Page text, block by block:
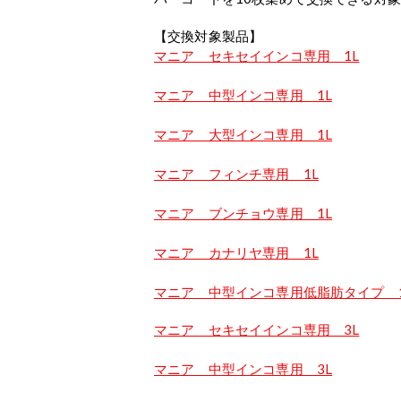
【交換対象製品】
マニア セキセイインコ専用 1L
マニア 中型インコ専用 1L
マニア 大型インコ専用 1L
マニア フィンチ専用 1L
マニア ブンチョウ専用 1L
マニア カナリヤ専用 1L
マニア 中型インコ専用低脂肪タイプ
マニア セキセイインコ専用 3L
マニア 中型インコ専用 3L